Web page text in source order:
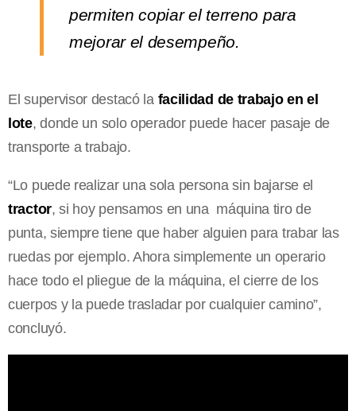
permiten copiar el terreno para
mejorar el desempeño.
El supervisor destacó la facilidad de trabajo en el
lote, donde un solo operador puede hacer pasaje de
transporte a trabajo.
“Lo puede realizar una sola persona sin bajarse el
tractor, si hoy pensamos en una máquina tiro de
punta, siempre tiene que haber alguien para trabar las
ruedas por ejemplo. Ahora simplemente un operario
hace todo el pliegue de la máquina, el cierre de los
cuerpos y la puede trasladar por cualquier camino”,
concluyó.